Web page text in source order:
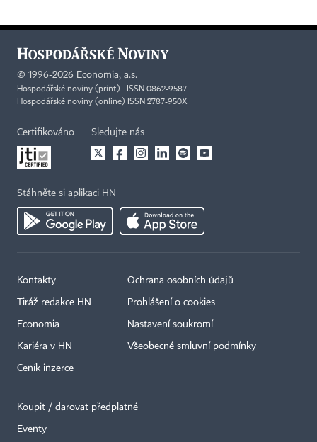
© 1996-2026 Economia, a.s.
Hospodářské noviny (print) ISSN 0862-9587
Hospodářské noviny (online) ISSN 2787-950X
Certifikováno Sledujte nás
Stáhněte si aplikaci HN
Kontakty
Tiráž redakce HN
Economia
Kariéra v HN
Ceník inzerce
Ochrana osobních údajů
Prohlášení o cookies
Nastavení soukromí
Všeobecné smluvní podmínky
Koupit / darovat předplatné
Eventy